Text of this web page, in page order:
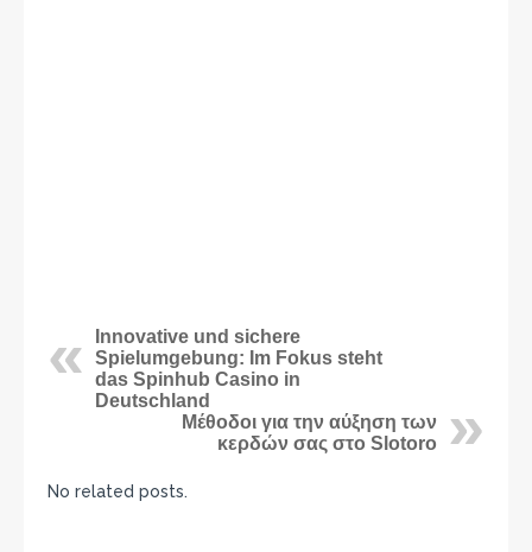
Innovative und sichere
Spielumgebung: Im Fokus steht
das Spinhub Casino in
Deutschland
Μέθοδοι για την αύξηση των
κερδών σας στο Slotoro
No related posts.